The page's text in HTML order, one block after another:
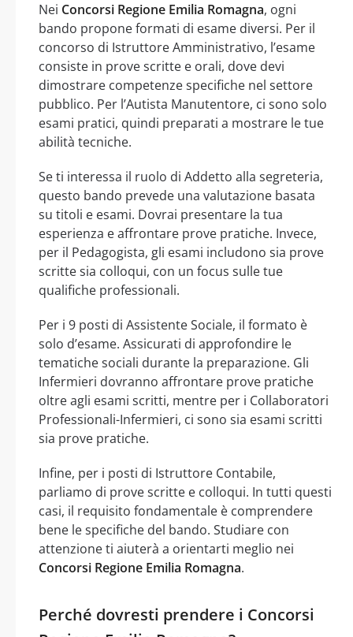
Nei Concorsi Regione Emilia Romagna, ogni
bando propone formati di esame diversi. Per il
concorso di Istruttore Amministrativo, l’esame
consiste in prove scritte e orali, dove devi
dimostrare competenze specifiche nel settore
pubblico. Per l’Autista Manutentore, ci sono solo
esami pratici, quindi preparati a mostrare le tue
abilità tecniche.
Se ti interessa il ruolo di Addetto alla segreteria,
questo bando prevede una valutazione basata
su titoli e esami. Dovrai presentare la tua
esperienza e affrontare prove pratiche. Invece,
per il Pedagogista, gli esami includono sia prove
scritte sia colloqui, con un focus sulle tue
qualifiche professionali.
Per i 9 posti di Assistente Sociale, il formato è
solo d’esame. Assicurati di approfondire le
tematiche sociali durante la preparazione. Gli
Infermieri dovranno affrontare prove pratiche
oltre agli esami scritti, mentre per i Collaboratori
Professionali-Infermieri, ci sono sia esami scritti
sia prove pratiche.
Infine, per i posti di Istruttore Contabile,
parliamo di prove scritte e colloqui. In tutti questi
casi, il requisito fondamentale è comprendere
bene le specifiche del bando. Studiare con
attenzione ti aiuterà a orientarti meglio nei
Concorsi Regione Emilia Romagna.
Perché dovresti prendere i Concorsi